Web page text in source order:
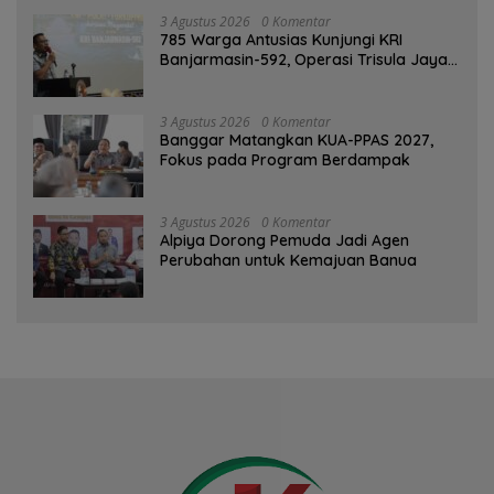
3 Agustus 2026 0 Komentar
785 Warga Antusias Kunjungi KRI
Banjarmasin-592, Operasi Trisula Jaya
3 Agustus 2026 0 Komentar
‎Banggar Matangkan KUA-PPAS 2027,
Fokus pada Program Berdampak
3 Agustus 2026 0 Komentar
‎Alpiya Dorong Pemuda Jadi Agen
Perubahan untuk Kemajuan Banua ‎